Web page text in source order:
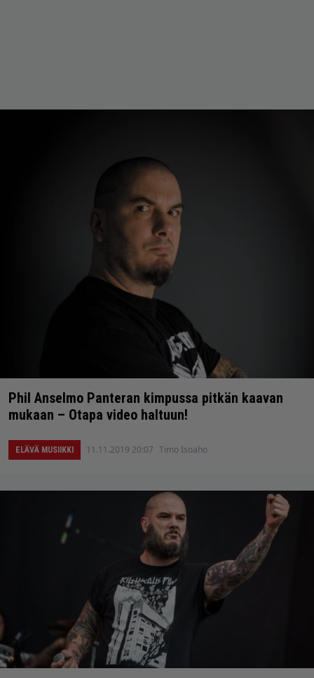
Phil Anselmo Panteran kimpussa pitkän kaavan
mukaan – Otapa video haltuun!
ELÄVÄ MUSIIKKI 11.11.2019 20:07 Timo Isoaho